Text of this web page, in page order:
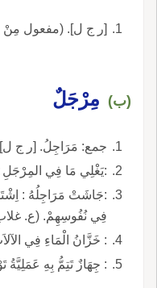
[ر ج ل]. (مفعول
(ب) مِرْجَلٌ
جمع: مَرَاجِلُ. [ر ج
:يَغْلِي مَا فِي
:جَاشَتْ مَرَاجِلُهُ :
فِي نُفُوسِهِمْ. (ع.
: خَزَّانُ الْمَاءِ فِي
: جِهَازٌ تَتِمُّ بِهِ عَمَلِيَّةُ